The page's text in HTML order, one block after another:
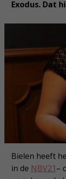
Exodus. Dat
Bielen heeft
in de NBV21–